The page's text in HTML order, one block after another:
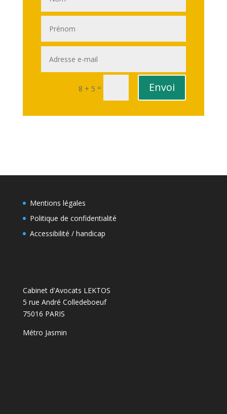
8 + 5 = Envoi
Mentions légales
Politique de confidentialité
Accessibilité / handicap
Cabinet d'Avocats LEKTOS
5 rue André Colledeboeuf
75016 PARIS
Métro Jasmin